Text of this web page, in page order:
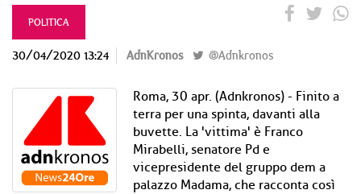
POLITICA
30/04/2020 13:24 AdnKronos @Adnkronos
Roma, 30 apr. (Adnkronos) - Finito a
terra per una spinta, davanti alla
buvette. La 'vittima' è Franco
Mirabelli, senatore Pd e
vicepresidente del gruppo dem a
palazzo Madama, che racconta così